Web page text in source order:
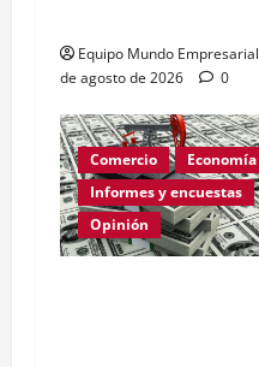
Equipo Mundo Empresarial
de agosto de 2026
0
Comercio
Economía
Informes y encuestas
Opinión